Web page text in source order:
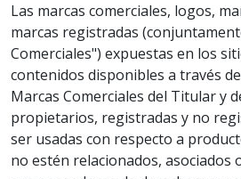
Las marcas comerciales, logos,
marcas registradas
Comerciales") expuestas en los
contenidos disponibles a través
Marcas Comerciales del Titular y
propietarios, registradas y no
ser usadas con respecto a
no estén relacionados, asociados